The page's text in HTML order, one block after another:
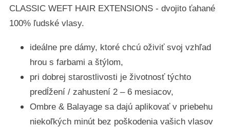
CLASSIC WEFT HAIR EXTENSIONS - dvojito ťahané
100% ľudské vlasy.
ideálne pre dámy, ktoré chcú oživiť svoj vzhľad
hrou s farbami a štýlom,
pri dobrej starostlivosti je životnosť týchto
predĺžení / zahustení 2 – 6 mesiacov,
Ombre & Balayage sa dajú aplikovať v priebehu
niekoľkých minút bez poškodenia vašich vlasov